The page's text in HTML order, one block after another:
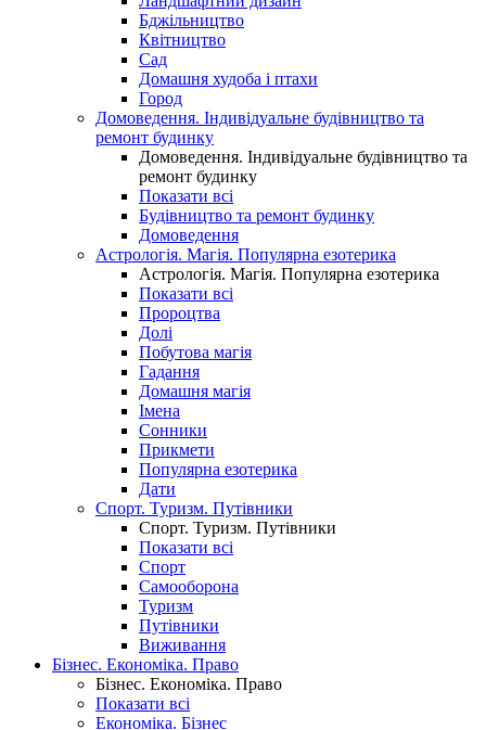
Бджільництво
Квітництво
Сад
Домашня худоба і птахи
Город
Домоведення. Індивідуальне будівництво та
ремонт будинку
Домоведення. Індивідуальне будівництво та
ремонт будинку
Показати всі
Будівництво та ремонт будинку
Домоведення
Астрологія. Магія. Популярна езотерика
Астрологія. Магія. Популярна езотерика
Показати всі
Пророцтва
Долі
Побутова магія
Гадання
Домашня магія
Імена
Сонники
Прикмети
Популярна езотерика
Дати
Спорт. Туризм. Путівники
Спорт. Туризм. Путівники
Показати всі
Спорт
Самооборона
Туризм
Путівники
Виживання
Бізнес. Економіка. Право
Бізнес. Економіка. Право
Показати всі
Економіка. Бізнес